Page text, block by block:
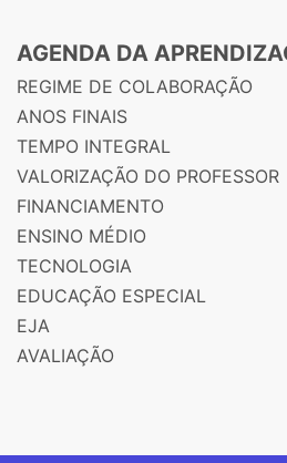
AGENDA DA
REGIME DE COLABORAÇÃO
ANOS FINAIS
TEMPO INTEGRAL
VALORIZAÇÃO DO PROFESSOR
FINANCIAMENTO
ENSINO MÉDIO
TECNOLOGIA
EDUCAÇÃO ESPECIAL
EJA
AVALIAÇÃO